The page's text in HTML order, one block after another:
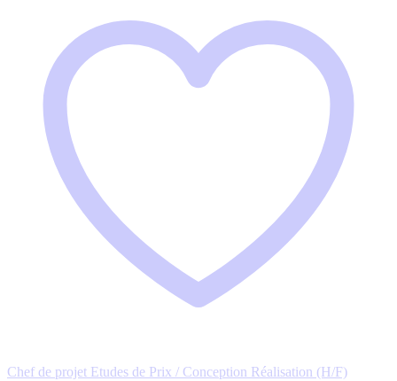
Chef de projet Etudes de Prix / Conception Réalisation (H/F)